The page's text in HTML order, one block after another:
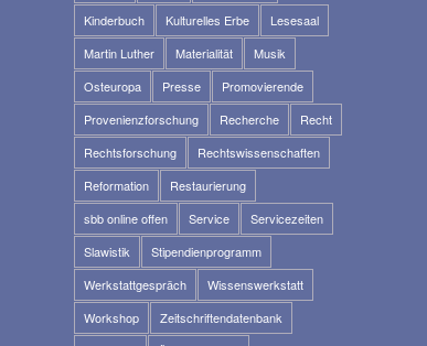
Kinderbuch
Kulturelles Erbe
Lesesaal
Martin Luther
Materialität
Musik
Osteuropa
Presse
Promovierende
Provenienzforschung
Recherche
Recht
Rechtsforschung
Rechtswissenschaften
Reformation
Restaurierung
sbb online offen
Service
Servicezeiten
Slawistik
Stipendienprogramm
Werkstattgespräch
Wissenswerkstatt
Workshop
Zeitschriftendatenbank